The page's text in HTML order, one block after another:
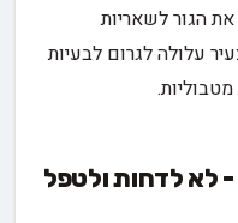
הגור לשאריות
עלולה לגרום לבעיות
- לא לדחות ולטפל